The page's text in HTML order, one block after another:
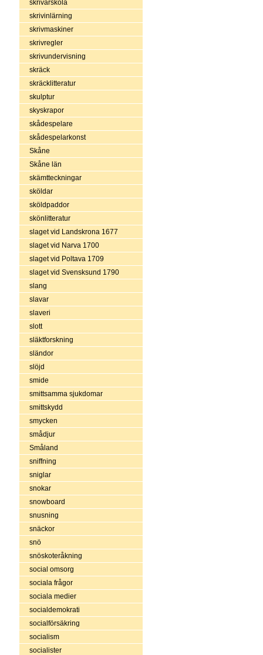
skrivarskola
skrivinlärning
skrivmaskiner
skrivregler
skrivundervisning
skräck
skräcklitteratur
skulptur
skyskrapor
skådespelare
skådespelarkonst
Skåne
Skåne län
skämtteckningar
sköldar
sköldpaddor
skönlitteratur
slaget vid Landskrona 1677
slaget vid Narva 1700
slaget vid Poltava 1709
slaget vid Svensksund 1790
slang
slavar
slaveri
slott
släktforskning
sländor
slöjd
smide
smittsamma sjukdomar
smittskydd
smycken
smådjur
Småland
sniffning
sniglar
snokar
snowboard
snusning
snäckor
snö
snöskoteråkning
social omsorg
sociala frågor
sociala medier
socialdemokrati
socialförsäkring
socialism
socialister